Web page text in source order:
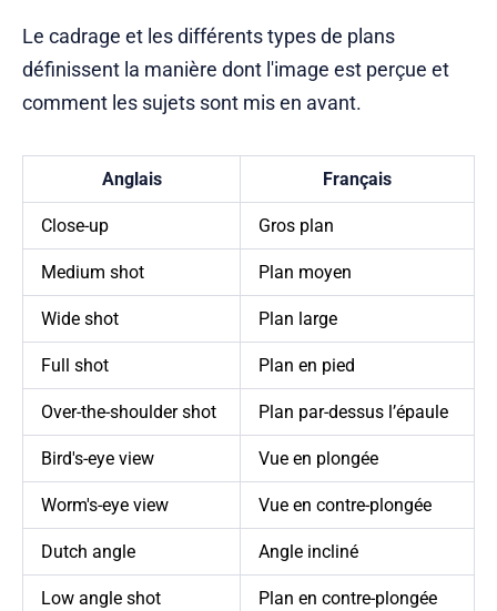
Le cadrage et les différents types de plans
définissent la manière dont l'image est perçue et
comment les sujets sont mis en avant.
Anglais Français
Close-up Gros plan
Medium shot Plan moyen
Wide shot Plan large
Full shot Plan en pied
Over-the-shoulder shot Plan par-dessus l’épaule
Bird's-eye view Vue en plongée
Worm's-eye view Vue en contre-plongée
Dutch angle Angle incliné
Low angle shot Plan en contre-plongée